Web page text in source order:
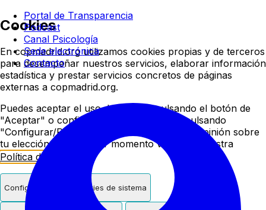
Cookies
En copmadrid.org utilizamos cookies propias y de terceros
para desempeñar nuestros servicios, elaborar información
estadística y prestar servicios concretos de páginas
externas a copmadrid.org.
Puedes aceptar el uso de cookies pulsando el botón de
"Aceptar" o configurar/rechazar su uso pulsando
"Configurar/Rechazar". Podrás cambiar de opinión sobre
tu elección en cualquier momento visitando nuestra
Política de Cookies
Configurar Solo cookies de sistema
Colegio oficial de
Portal de Transparencia
Podcast
Canal Psicología
Sede electrónica
Contacto